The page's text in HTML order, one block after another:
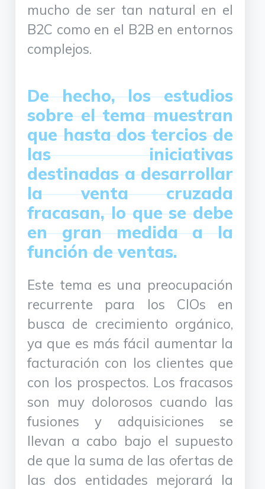
mucho de ser tan natural en el
B2C como en el B2B en entornos
complejos.
De hecho, los estudios
sobre el tema muestran
que hasta dos tercios de
las iniciativas
destinadas a desarrollar
la venta cruzada
fracasan, lo que se debe
en gran medida a la
función de ventas.
Este tema es una preocupación
recurrente para los CIOs en
busca de crecimiento orgánico,
ya que es más fácil aumentar la
facturación con los clientes que
con los prospectos. Los fracasos
son muy dolorosos cuando las
fusiones y adquisiciones se
llevan a cabo bajo el supuesto
de que la suma de las ofertas de
las dos entidades mejorará la